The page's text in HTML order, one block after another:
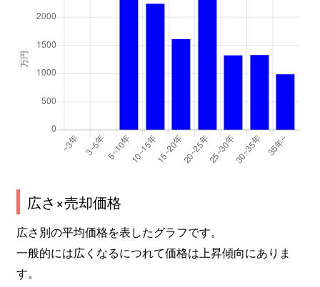
広さ×売却価格
広さ別の平均価格を表したグラフです。
一般的には広くなるにつれて価格は上昇傾向にありま
す。